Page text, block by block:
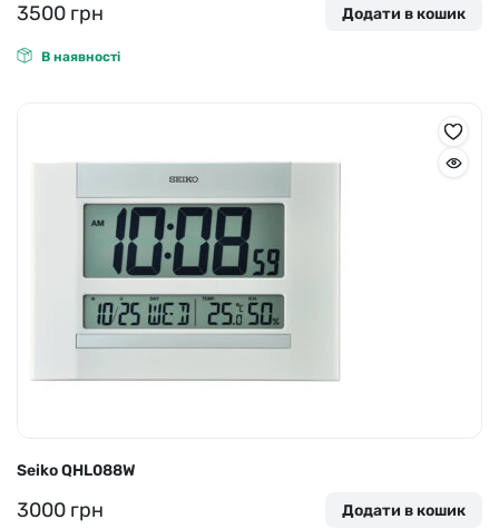
3500 грн Додати в кошик
В наявності
Seiko QHL088W
3000 грн Додати в кошик